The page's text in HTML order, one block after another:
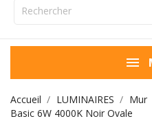
Accueil LUMINAIRES Mur
Basic 6W 4000K Noir Ovale